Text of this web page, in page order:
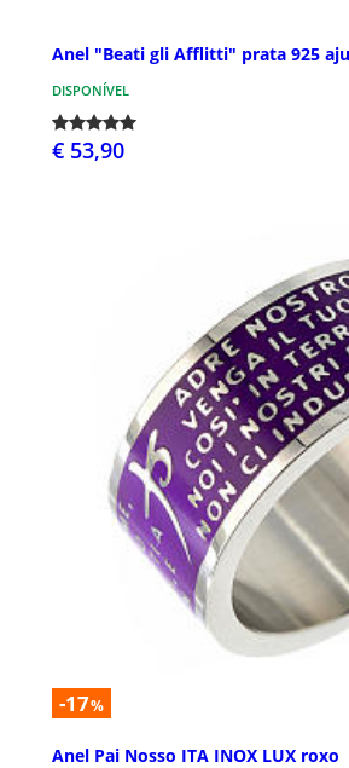
Anel "Beati gli Afflitti" prata 925
DISPONÍVEL
€ 53,90
-17%
Anel Pai Nosso ITA INOX LUX roxo